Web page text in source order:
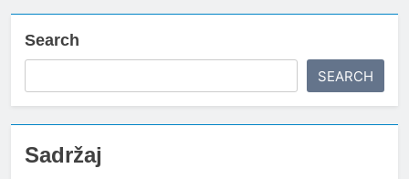
Search
SEARCH
Sadržaj